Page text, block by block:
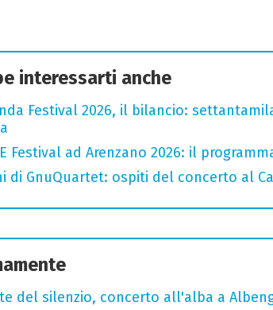
interessarti anche
Festival 2026, il bilancio:
Festival ad Arenzano 2026: il
di GnuQuartet: ospiti del concerto al
del silenzio, concerto all'alba a